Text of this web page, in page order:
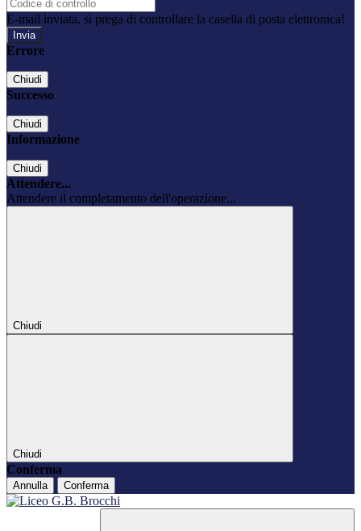
E-mail inviata, si prega di controllare la casella di posta elettronica!
Errore
Chiudi
Successo
Chiudi
Informazione
Chiudi
Attendere...
Attendere il completamento dell'operazione...
Chiudi
Chiudi
Conferma
Annulla Conferma